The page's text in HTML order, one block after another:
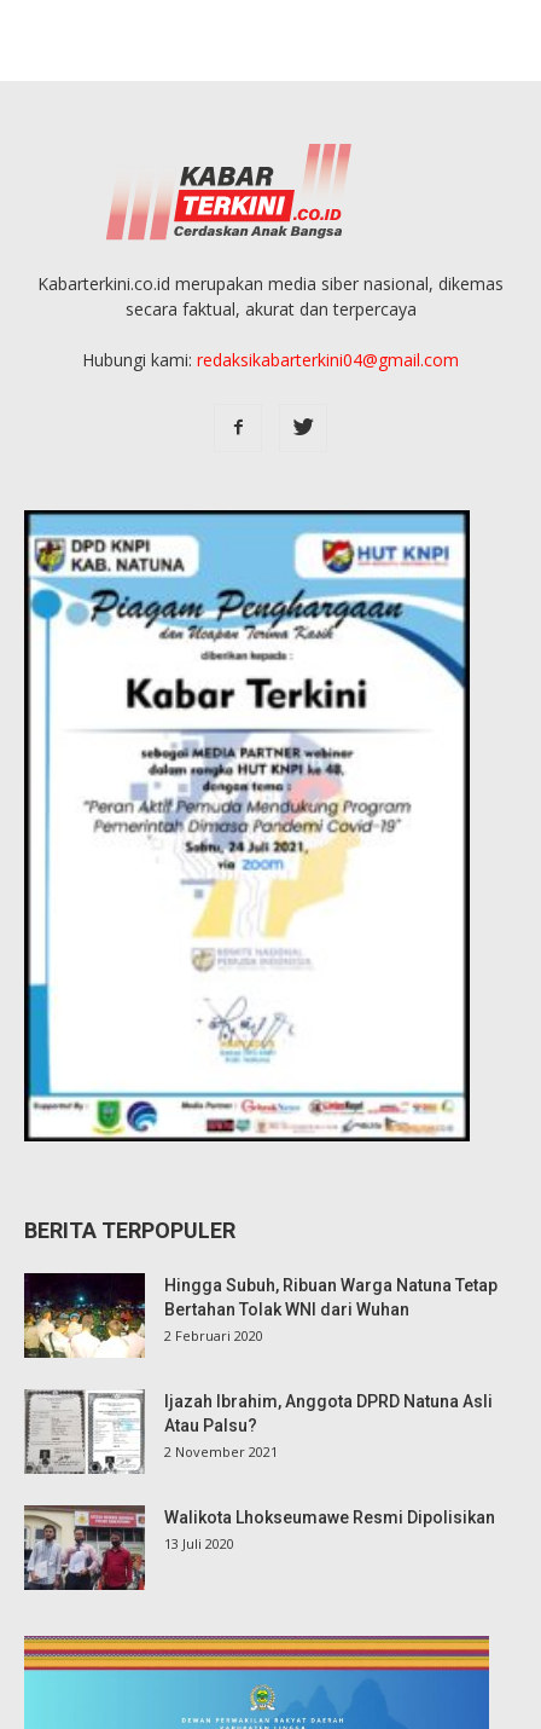
Kabarterkini.co.id merupakan media siber nasional, dikemas
secara faktual, akurat dan terpercaya
Hubungi kami: redaksikabarterkini04@gmail.com
BERITA TERPOPULER
Hingga Subuh, Ribuan Warga Natuna Tetap
Bertahan Tolak WNI dari Wuhan
2 Februari 2020
Ijazah Ibrahim, Anggota DPRD Natuna Asli
Atau Palsu?
2 November 2021
Walikota Lhokseumawe Resmi Dipolisikan
13 Juli 2020